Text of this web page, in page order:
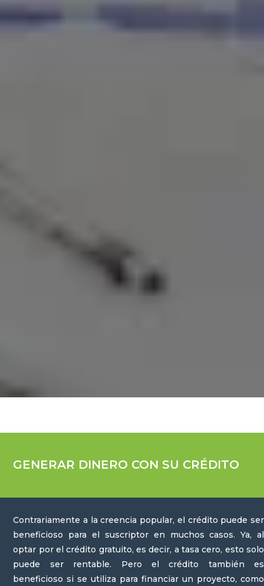
GENERAR DINERO CON SU CRÉDITO
Contrariamente a la creencia popular, el crédito puede ser
beneficioso para el suscriptor en muchos casos. Ya, al
optar por el crédito gratuito, es decir, a tasa cero, esto solo
puede ser rentable. Pero el crédito también es
beneficioso si se utiliza para financiar un proyecto, como